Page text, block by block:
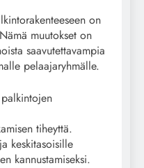
on
muutokset on
saavutettavampia
pelaajaryhmälle.
tiheyttä.
keskitasoisille
kannustamiseksi.